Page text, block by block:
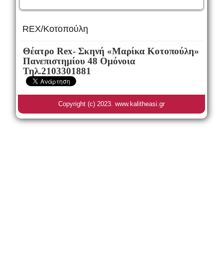
REX/Κοτοπούλη
Θέατρο Rex- Σκηνή «Μαρίκα Κοτοπούλη»
Πανεπιστημίου 48 Ομόνοια
Τηλ.2103301881
Copyright (c) 2023. www.kalitheasi.gr